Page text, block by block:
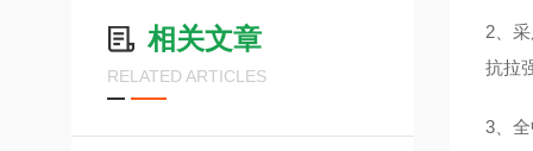
相关文章
RELATED ARTICLES
2、
抗拉
3、